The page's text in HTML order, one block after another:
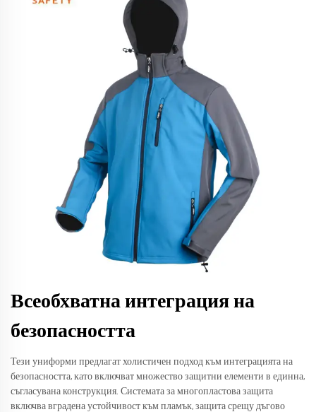
Всеобхватна интеграция на
безопасността
Тези униформи предлагат холистичен подход към интеграцията на
безопасността, като включват множество защитни елементи в единна,
съгласувана конструкция. Системата за многопластова защита
включва вградена устойчивост към пламък, защита срещу дъгово